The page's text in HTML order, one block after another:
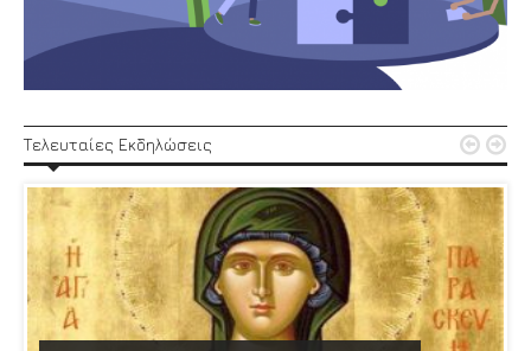
Τελευταίες Εκδηλώσεις  